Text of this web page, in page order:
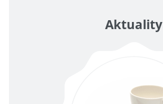
Aktuality